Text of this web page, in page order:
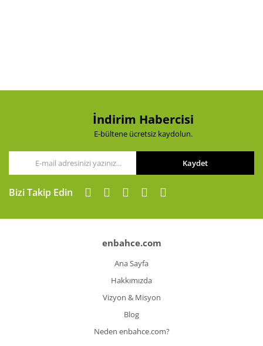
Ürün fiyatı diğer sitelerden daha pahalı.
Gönder
İndirim Habercisi
E-bültene ücretsiz kaydolun.
Kaydet
Bizi Takip Edin
enbahce.com
Ana Sayfa
Hakkımızda
Vizyon & Misyon
Blog
Neden enbahce.com?